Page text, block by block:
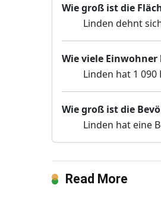
Wie groß ist die
Linden dehnt
Wie viele
Linden hat 1
Wie groß ist die
Linden hat eine
Read More